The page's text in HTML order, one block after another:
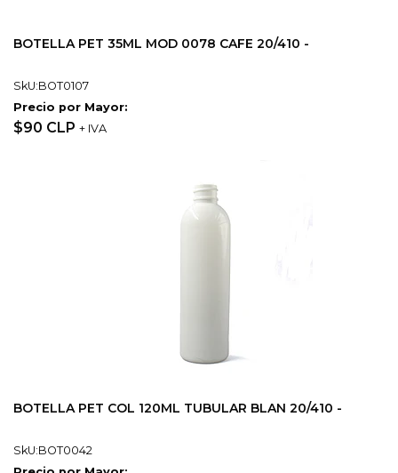
BOTELLA PET 35ML MOD 0078 CAFE 20/410 -
SkU:BOT0107
Precio por Mayor:
$90 CLP + IVA
BOTELLA PET COL 120ML TUBULAR BLAN 20/410 -
SkU:BOT0042